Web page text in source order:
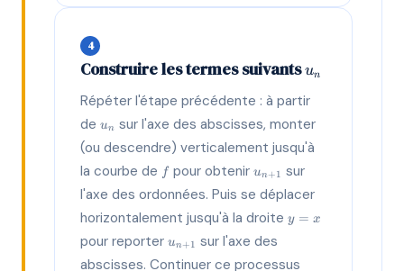
4
Construire les termes suivantsu_n
un
Répéter l'étape précédente : à partir
de u_n
un sur l'axe des abscisses, monter
(ou descendre) verticalement jusqu'à
la courbe de ffpour obtenir u_{n+1}
un+1 sur
l'axe des ordonnées. Puis se déplacer
horizontalement jusqu'à la droite y=x
y = x
pour reporter u_{n+1}
un+1 sur l'axe des
abscisses. Continuer ce processus